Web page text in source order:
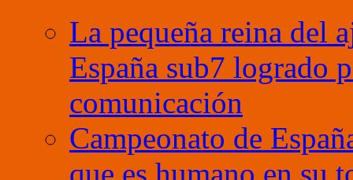
La pequeña reina del
España sub7 logrado
comunicación
Campeonato de
que es humano en su